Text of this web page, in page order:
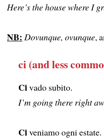
Here’s the house where I
NB: Dovunque, ovunque,
ci (and less
Civado subito.
I’m going there right
Civeniamo ogni estate.